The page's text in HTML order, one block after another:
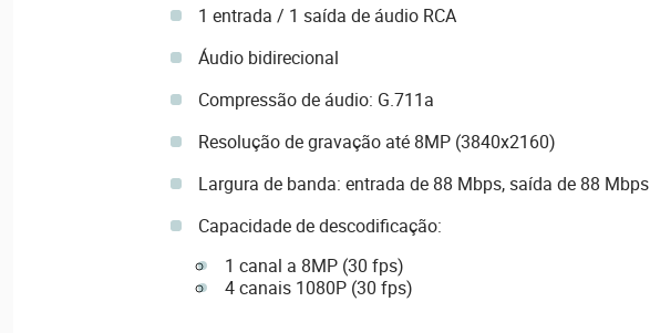
1 entrada / 1 saída de áudio RCA
Áudio bidirecional
Compressão de áudio: G.711a
Resolução de gravação até 8MP (3840x2160)
Largura de banda: entrada de 88 Mbps, saída de 88 Mbps
Capacidade de descodificação:
1 canal a 8MP (30 fps)
4 canais 1080P (30 fps)